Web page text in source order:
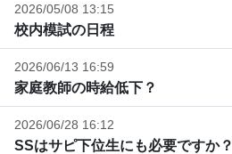
2026/05/08 13:15
校内模試の日程
2026/06/13 16:59
家庭教師の時給低下？
2026/06/28 16:12
SSはサピ下位生にも必要ですか？